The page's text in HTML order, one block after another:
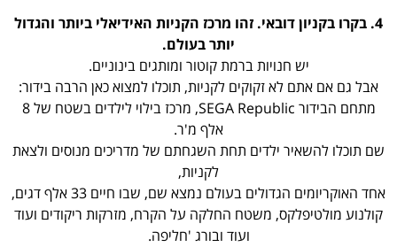
4. בקרו בקניון דובאי. זהו מרכז הקניות האידיאלי ביותר והגדול
יותר בעולם.
יש חנויות ברמת קוטור ומותגים בינוניים.
אבל גם אם אתם לא זקוקים לקניות, תוכלו למצוא כאן הרבה בידור:
מתחם הבידור SEGA Republic, מרכז בילוי לילדים בשטח של 8
אלף מ'ר.
שם תוכלו להשאיר ילדים תחת השגחתם של מדריכים מנוסים ולצאת
לקניות,
אחד האוקריומים הגדולים בעולם נמצא שם, שבו חיים 33 אלף דגים,
קולנוע מולטיפלקס, משטח החלקה על הקרח, מזרקות ריקודים ועוד
ועוד ובורג 'חליפה.